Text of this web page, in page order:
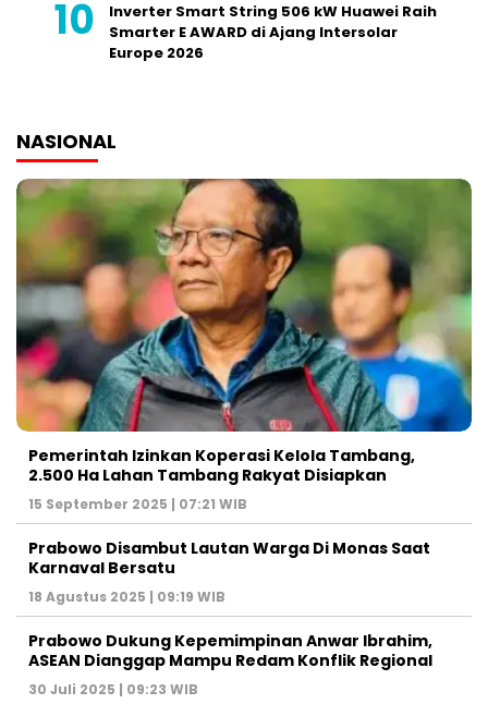
Inverter Smart String 506 kW Huawei Raih
Smarter E AWARD di Ajang Intersolar
Europe 2026
NASIONAL
Pemerintah Izinkan Koperasi Kelola Tambang,
2.500 Ha Lahan Tambang Rakyat Disiapkan
15 September 2025 | 07:21 WIB
Prabowo Disambut Lautan Warga Di Monas Saat
Karnaval Bersatu
18 Agustus 2025 | 09:19 WIB
Prabowo Dukung Kepemimpinan Anwar Ibrahim,
ASEAN Dianggap Mampu Redam Konflik Regional
30 Juli 2025 | 09:23 WIB